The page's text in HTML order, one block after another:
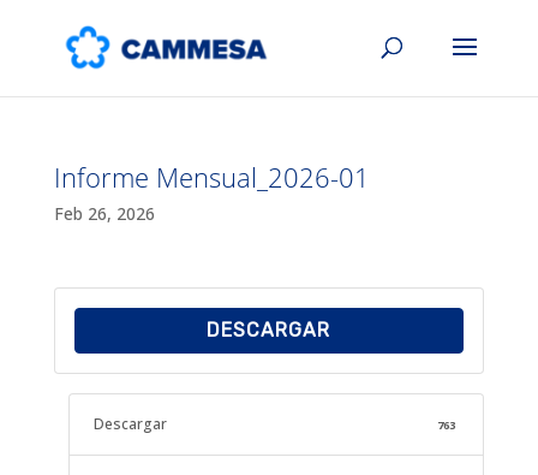
Informe Mensual_2026-01
Feb 26, 2026
DESCARGAR
Descargar 763